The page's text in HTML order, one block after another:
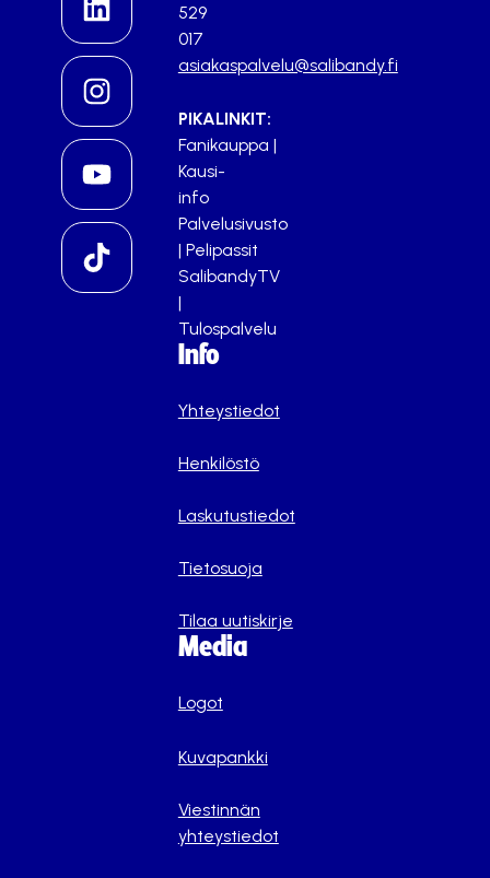
529
017
asiakaspalvelu@salibandy.fi
PIKALINKIT:
Fanikauppa |
Kausi-
info
Palvelusivusto
| Pelipassit
SalibandyTV
|
Tulospalvelu
Info
Yhteystiedot
Henkilöstö
Laskutustiedot
Tietosuoja
Tilaa uutiskirje
Media
Logot
Kuvapankki
Viestinnän
yhteystiedot